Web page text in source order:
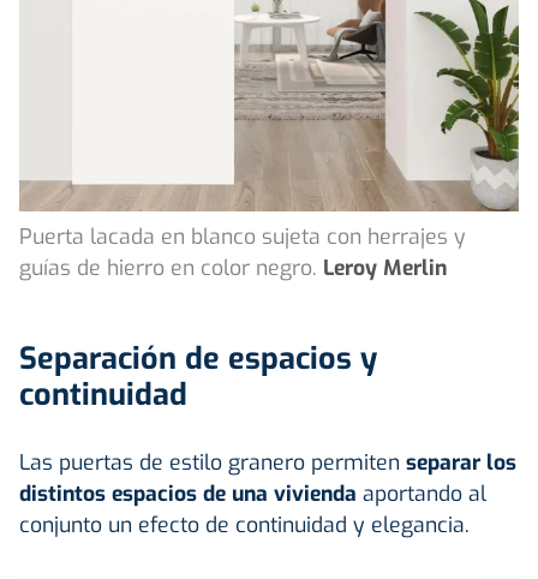
Puerta lacada en blanco sujeta con herrajes y
guías de hierro en color negro. Leroy Merlin
Separación de espacios y
continuidad
Las puertas de estilo granero permiten separar los
distintos espacios de una vivienda aportando al
conjunto un efecto de continuidad y elegancia.